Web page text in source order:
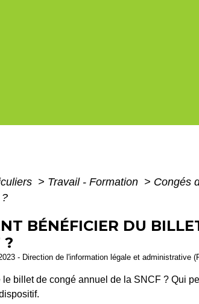
> Travail - Formation > Congés
BÉNÉFICIER DU
?
- Direction de l'information légale et administrative
le billet de congé annuel de la SNCF ? Qui